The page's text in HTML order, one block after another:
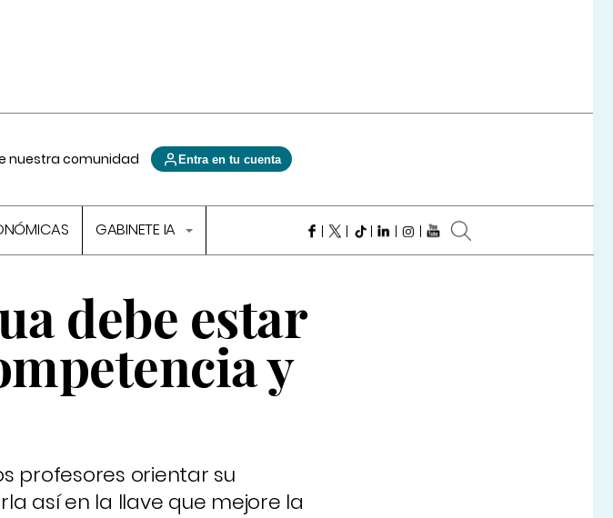
nuestra comunidad Entra en tu cuenta
GABINETE IA
debe estar
y
profesores orientar su
así en la llave que mejore la